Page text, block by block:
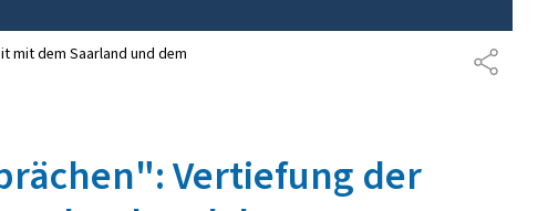
TEILEN
mit dem Saarland und dem
Vertiefung der